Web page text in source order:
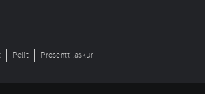
Pelit Prosenttilaskuri